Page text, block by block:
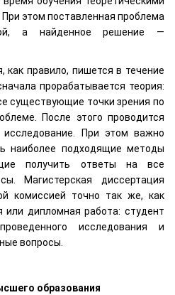
этом поставленная проблема
а найденное решение —
как правило, пишется в течение
прорабатывается теория:
существующие точки зрения по
После этого проводится
исследование. При этом важно
наиболее подходящие методы
получить ответы на все
Магистерская диссертация
комиссией точно так же, как
или дипломная работа: студент
исследования и
вопросы.
образования